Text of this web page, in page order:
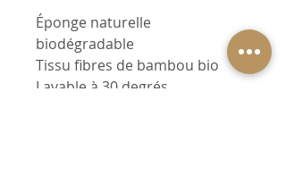
Éponge naturelle
biodégradable
Tissu fibres de bambou bio
Lavable à 30 degrés